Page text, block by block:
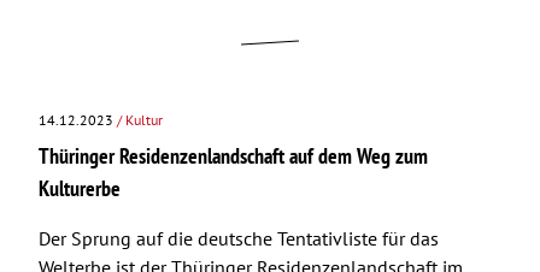
14.12.2023 / Kultur
Thüringer Residenzenlandschaft auf dem Weg zum
Kulturerbe
Der Sprung auf die deutsche Tentativliste für das
Welterbe ist der Thüringer Residenzenlandschaft im